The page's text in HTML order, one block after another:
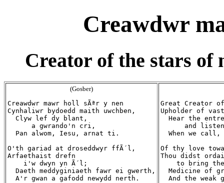
Creawdwr
Creator of the stars of
(Gosber)
Creawdwr mawr holl sÃªr y nen
Cynhaliwr bydoedd maith uwchben,
  Clyw lef dy blant,
      a gwrando'n cri,
  Pan alwom, Iesu, arnat ti.
O'th gariad at droseddwyr ffÃ´l,
Arfaethaist drefn
    i'w dwyn yn Ã´l;
  Daeth meddyginiaeth fawr ei gwerth,
  A'r gwan a gafodd newydd nerth.
Great Creator
Upholder of
Hear the
and
When we call,
Of thy love
Thou didst
to bring
Medicine of
And the weak